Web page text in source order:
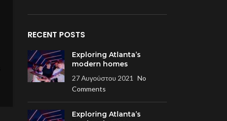
RECENT POSTS
Exploring Atlanta’s
modern homes
27 Αυγούστου 2021
No
Comments
Exploring Atlanta’s